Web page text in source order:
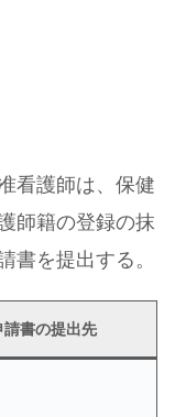
看護師は、保健
師籍の登録の抹
書を提出する。
請書の提出先